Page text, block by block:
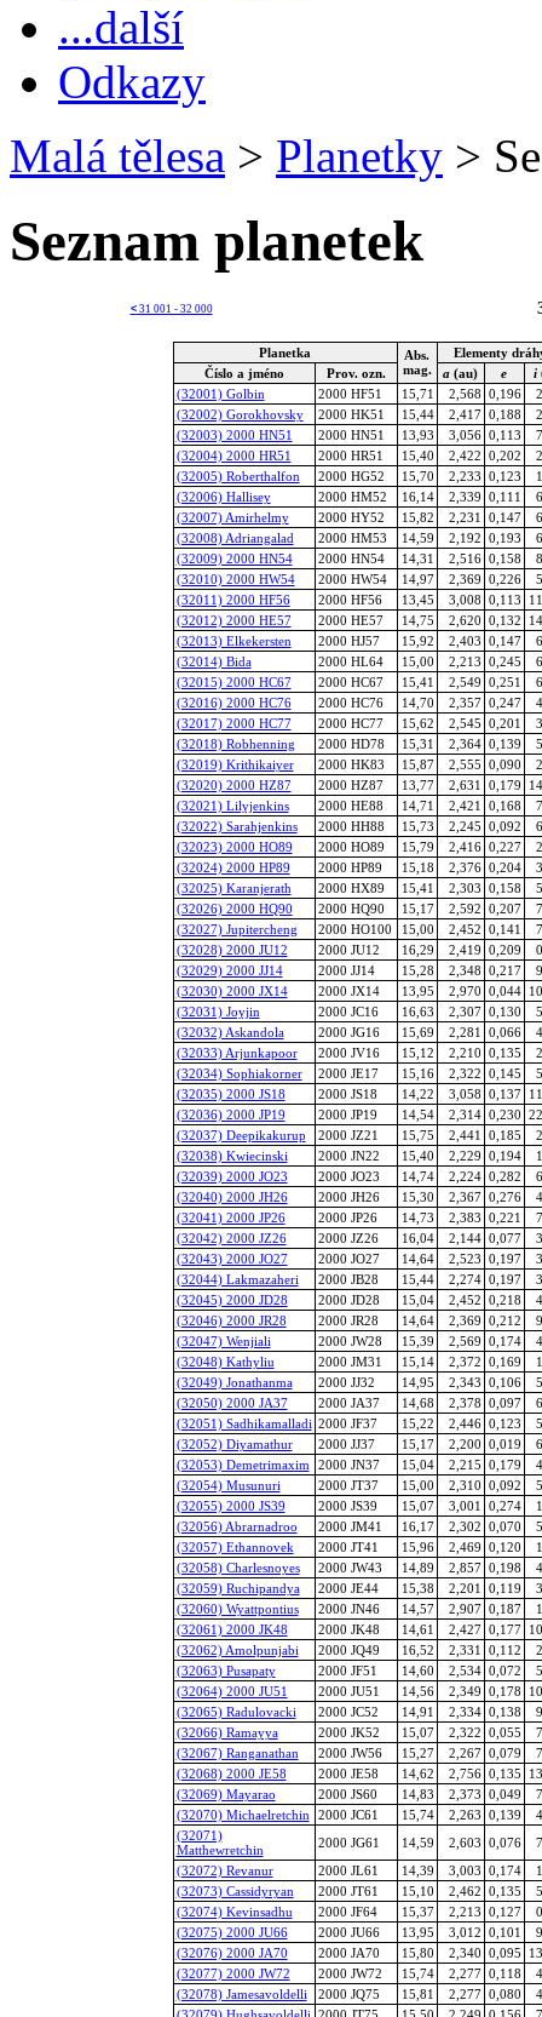
...další
Odkazy
Malá tělesa > Planetky >
Seznam planetek
<31 001 - 32 000
Planetka
Abs.
mag.
Elementy
Číslo a jméno
Prov. ozn. a (au) e i
(32001) Golbin
2000 HF51 15,71 2,568 0,196
(32002) Gorokhovsky
2000 HK51 15,44 2,417 0,188
(32003) 2000 HN51
2000 HN51 13,93 3,056 0,113
(32004) 2000 HR51
2000 HR51 15,40 2,422 0,202
(32005) Roberthalfon
2000 HG52 15,70 2,233 0,123
(32006) Hallisey
2000 HM52 16,14 2,339 0,111
(32007) Amirhelmy
2000 HY52 15,82 2,231 0,147
(32008) Adriangalad
2000 HM53 14,59 2,192 0,193
(32009) 2000 HN54
2000 HN54 14,31 2,516 0,158
(32010) 2000 HW54
2000 HW54 14,97 2,369 0,226
(32011) 2000 HF56
2000 HF56 13,45 3,008 0,113
(32012) 2000 HE57
2000 HE57 14,75 2,620 0,132
(32013) Elkekersten
2000 HJ57 15,92 2,403 0,147
(32014) Bida
2000 HL64 15,00 2,213 0,245
(32015) 2000 HC67
2000 HC67 15,41 2,549 0,251
(32016) 2000 HC76
2000 HC76 14,70 2,357 0,247
(32017) 2000 HC77
2000 HC77 15,62 2,545 0,201
(32018) Robhenning
2000 HD78 15,31 2,364 0,139
(32019) Krithikaiyer
2000 HK83 15,87 2,555 0,090
(32020) 2000 HZ87
2000 HZ87 13,77 2,631 0,179
(32021) Lilyjenkins
2000 HE88 14,71 2,421 0,168
(32022) Sarahjenkins
2000 HH88 15,73 2,245 0,092
(32023) 2000 HO89
2000 HO89 15,79 2,416 0,227
(32024) 2000 HP89
2000 HP89 15,18 2,376 0,204
(32025) Karanjerath
2000 HX89 15,41 2,303 0,158
(32026) 2000 HQ90
2000 HQ90 15,17 2,592 0,207
(32027) Jupitercheng
2000 HO100 15,00 2,452 0,141
(32028) 2000 JU12
2000 JU12 16,29 2,419 0,209
(32029) 2000 JJ14
2000 JJ14 15,28 2,348 0,217
(32030) 2000 JX14
2000 JX14 13,95 2,970 0,044
(32031) Joyjin
2000 JC16 16,63 2,307 0,130
(32032) Askandola
2000 JG16 15,69 2,281 0,066
(32033) Arjunkapoor
2000 JV16 15,12 2,210 0,135
(32034) Sophiakorner
2000 JE17 15,16 2,322 0,145
(32035) 2000 JS18
2000 JS18 14,22 3,058 0,137
(32036) 2000 JP19
2000 JP19 14,54 2,314 0,230
(32037) Deepikakurup
2000 JZ21 15,75 2,441 0,185
(32038) Kwiecinski
2000 JN22 15,40 2,229 0,194
(32039) 2000 JO23
2000 JO23 14,74 2,224 0,282
(32040) 2000 JH26
2000 JH26 15,30 2,367 0,276
(32041) 2000 JP26
2000 JP26 14,73 2,383 0,221
(32042) 2000 JZ26
2000 JZ26 16,04 2,144 0,077
(32043) 2000 JO27
2000 JO27 14,64 2,523 0,197
(32044) Lakmazaheri
2000 JB28 15,44 2,274 0,197
(32045) 2000 JD28
2000 JD28 15,04 2,452 0,218
(32046) 2000 JR28
2000 JR28 14,64 2,369 0,212
(32047) Wenjiali
2000 JW28 15,39 2,569 0,174
(32048) Kathyliu
2000 JM31 15,14 2,372 0,169
(32049) Jonathanma
2000 JJ32 14,95 2,343 0,106
(32050) 2000 JA37
2000 JA37 14,68 2,378 0,097
(32051) Sadhikamalladi 2000 JF37 15,22 2,446 0,123
(32052) Diyamathur
2000 JJ37 15,17 2,200 0,019
(32053) Demetrimaxim
2000 JN37 15,04 2,215 0,179
(32054) Musunuri
2000 JT37 15,00 2,310 0,092
(32055) 2000 JS39
2000 JS39 15,07 3,001 0,274
(32056) Abrarnadroo
2000 JM41 16,17 2,302 0,070
(32057) Ethannovek
2000 JT41 15,96 2,469 0,120
(32058) Charlesnoyes
2000 JW43 14,89 2,857 0,198
(32059) Ruchipandya
2000 JE44 15,38 2,201 0,119
(32060) Wyattpontius
2000 JN46 14,57 2,907 0,187
(32061) 2000 JK48
2000 JK48 14,61 2,427 0,177
(32062) Amolpunjabi
2000 JQ49 16,52 2,331 0,112
(32063) Pusapaty
2000 JF51 14,60 2,534 0,072
(32064) 2000 JU51
2000 JU51 14,56 2,349 0,178
(32065) Radulovacki
2000 JC52 14,91 2,334 0,138
(32066) Ramayya
2000 JK52 15,07 2,322 0,055
(32067) Ranganathan
2000 JW56 15,27 2,267 0,079
(32068) 2000 JE58
2000 JE58 14,62 2,756 0,135
(32069) Mayarao
2000 JS60 14,83 2,373 0,049
(32070) Michaelretchin
2000 JC61 15,74 2,263 0,139
(32071)
Matthewretchin
2000 JG61 14,59 2,603 0,076
(32072) Revanur
2000 JL61 14,39 3,003 0,174
(32073) Cassidyryan
2000 JT61 15,10 2,462 0,135
(32074) Kevinsadhu
2000 JF64 15,37 2,213 0,127
(32075) 2000 JU66
2000 JU66 13,95 3,012 0,101
(32076) 2000 JA70
2000 JA70 15,80 2,340 0,095
(32077) 2000 JW72
2000 JW72 15,74 2,277 0,118
(32078) Jamesavoldelli
2000 JQ75 15,81 2,277 0,080